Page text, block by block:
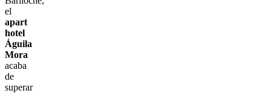
el
apart
hotel
Águila
Mora
acaba
de
superar